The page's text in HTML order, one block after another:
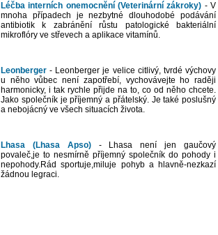
Léčba interních onemocnění (Veterinární zákroky) - V
mnoha případech je nezbytné dlouhodobé podávání
antibiotik k zabránění růstu patologické bakteriální
mikroflóry ve střevech a aplikace vitamínů.
Leonberger - Leonberger je velice citlivý, tvrdé výchovy
u něho vůbec není zapotřebí, vychovávejte ho raději
harmonicky, i tak rychle přijde na to, co od něho chcete.
Jako společník je příjemný a přátelský. Je také poslušný
a nebojácný ve všech situacích života.
Lhasa (Lhasa Apso)- Lhasa není jen gaučový
povaleč,je to nesmírně příjemný společník do pohody i
nepohody.Rád sportuje,miluje pohyb a hlavně-nezkazí
žádnou legraci.